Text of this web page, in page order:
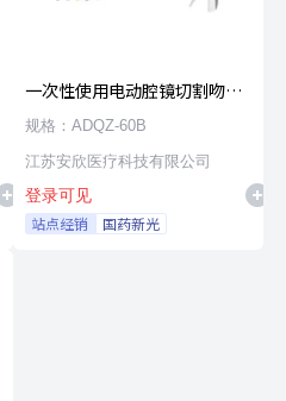
一次性使用电动腔镜切割吻合
器及组件
规格：ADQZ-60B
江苏安欣医疗科技有限公司
登录可见
站点经销 国药新光